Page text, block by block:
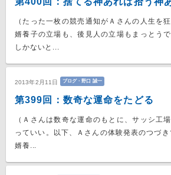
（たった一枚の競売通知がＡさんの人生を
婿養子の立場も、後見人の立場もまっとう
しかないと...
2013年2月11日 ブログ・野口 誠一
第399回：数奇な運命をたどる
（Ａさんは数奇な運命のもとに、サッシ工
っていい。以下、Ａさんの体験発表のつづ
婿養...